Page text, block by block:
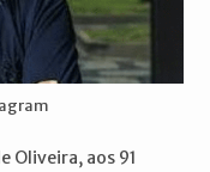
Oliveira, aos 91